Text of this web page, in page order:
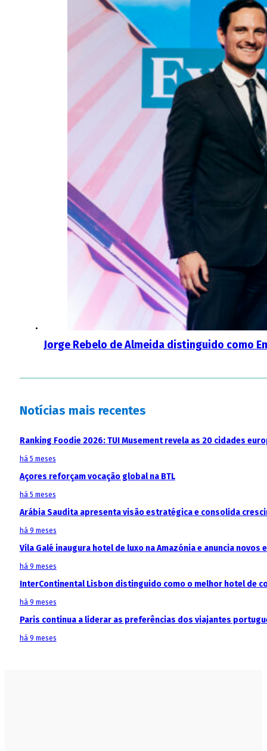
Jorge Rebelo de Almeida distinguido como
Notícias mais recentes
Ranking Foodie 2026: TUI Musement revela as 20 cidades
há 5 meses
Açores reforçam vocação global na BTL
há 5 meses
Arábia Saudita apresenta visão estratégica e consolida
há 9 meses
Vila Galé inaugura hotel de luxo na Amazónia e anuncia
há 9 meses
InterContinental Lisbon distinguido como o melhor hotel de
há 9 meses
Paris continua a liderar as preferências dos viajantes
há 9 meses